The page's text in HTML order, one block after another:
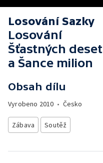
Losování Sazky
Losování
Šťastných deset
a Šance milion
Obsah dílu
Vyrobeno 2010 • Česko
Zábava Soutěž